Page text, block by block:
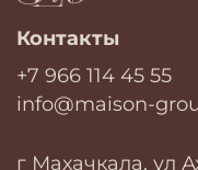
Контакты
+7 966 114 45 55
info@maison-
г Махачкала, ул